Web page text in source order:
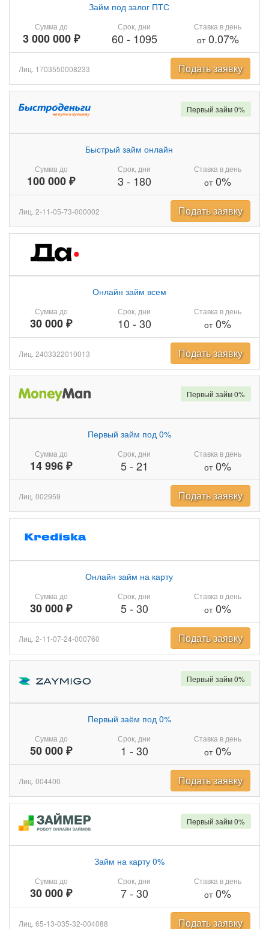
Сумма до
3 000 000 ₽
Займ под залог ПТС
Срок, дни
60 - 1095
Ставка в день
от0.07%
Лиц. 1703550008233 Подать заявку
Сумма до
100 000 ₽
Быстрый займ онлайн
Срок, дни
3 - 180
Ставка в день
от0%
Первый займ 0%
Лиц. 2-11-05-73-000002 Подать заявку
Сумма до
30 000 ₽
Онлайн займ всем
Срок, дни
10 - 30
Ставка в день
от0%
Лиц. 2403322010013 Подать заявку
Сумма до
14 996 ₽
Первый займ под 0%
Срок, дни
5- 21
Ставка в день
от0%
Первый займ 0%
Лиц. 002959 Подать заявку
Сумма до
30 000 ₽
Онлайн займ на карту
Срок, дни
5- 30
Ставка в день
от0%
Лиц. 2-11-07-24-000760 Подать заявку
Сумма до
50 000 ₽
Первый заём под 0%
Срок, дни
1 - 30
Ставка в день
от0%
Первый займ 0%
Лиц. 004400 Подать заявку
Сумма до
30 000 ₽
Займ на карту 0%
Срок, дни
7- 30
Ставка в день
от0%
Первый займ 0%
Лиц. 65-13-035-32-004088 Подать заявку